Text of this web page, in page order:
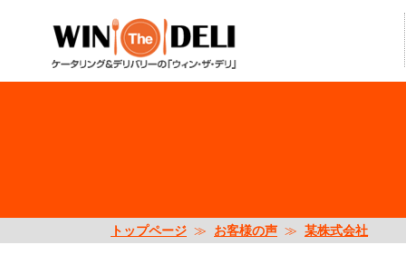
トップページ ≫ お客様の声 ≫ 某株式会社